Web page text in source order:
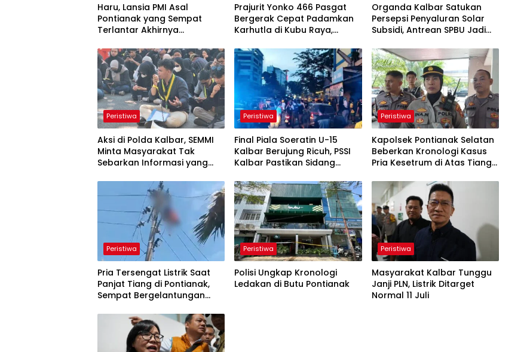
Haru, Lansia PMI Asal
Pontianak yang Sempat
Terlantar Akhirnya
Kandung
Prajurit Yonko 466 Pasgat
Bergerak Cepat Padamkan
Karhutla di Kubu Raya,
Cegah Meluasnya Api
Organda Kalbar Satukan
Persepsi Penyaluran Solar
Subsidi, Antrean SPBU Jadi
Peristiwa
Aksi di Polda Kalbar, SEMMI
Minta Masyarakat Tak
Sebarkan Informasi yang
Peristiwa
Final Piala Soeratin U-15
Kalbar Berujung Ricuh, PSSI
Kalbar Pastikan Sidang
Peristiwa
Kapolsek Pontianak Selatan
Beberkan Kronologi Kasus
Pria Kesetrum di Atas Tiang
Peristiwa
Pria Tersengat Listrik Saat
Panjat Tiang di Pontianak,
Sempat Bergelantungan
Peristiwa
Polisi Ungkap Kronologi
Ledakan di Butu Pontianak
Peristiwa
Masyarakat Kalbar Tunggu
Janji PLN, Listrik Ditarget
Normal 11 Juli